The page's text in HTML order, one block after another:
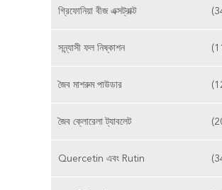
গ্রিফোনিয়া বীজ এক্সট্রাক্ট
সন্ন্যাসী ফল নিষ্কাশন
জৈব মাশরুম পাউডার
জৈব ক্লোরেলা ট্যাবলেট
Quercetin এবং Rutin